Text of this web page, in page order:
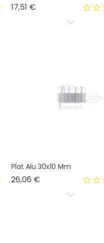
17,51 €Prix
Plat Alu 30x10 Mm
26,06 €Prix